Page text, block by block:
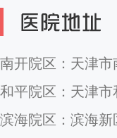
南开院区：天津市
和平院区：天津市
滨海院区：滨海